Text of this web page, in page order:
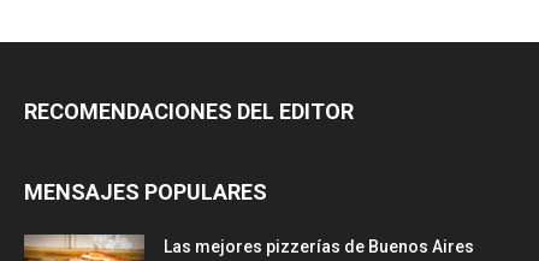
RECOMENDACIONES DEL EDITOR
MENSAJES POPULARES
Las mejores pizzerías de Buenos Aires